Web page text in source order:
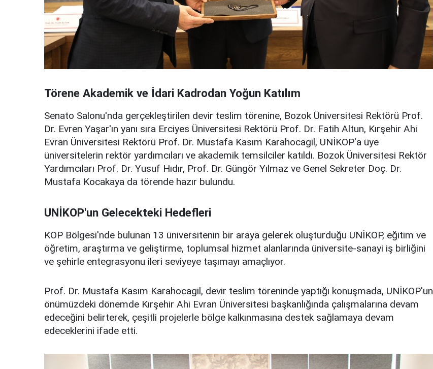
Törene Akademik ve İdari Kadrodan Yoğun Katılım
Senato Salonu'nda gerçekleştirilen devir teslim törenine, Bozok Üniversitesi Rektörü Prof.
Dr. Evren Yaşar'ın yanı sıra Erciyes Üniversitesi Rektörü Prof. Dr. Fatih Altun, Kırşehir Ahi
Evran Üniversitesi Rektörü Prof. Dr. Mustafa Kasım Karahocagil, UNİKOP'a üye
üniversitelerin rektör yardımcıları ve akademik temsilciler katıldı. Bozok Üniversitesi Rektör
Yardımcıları Prof. Dr. Yusuf Hıdır, Prof. Dr. Güngör Yılmaz ve Genel Sekreter Doç. Dr.
Mustafa Kocakaya da törende hazır bulundu.
UNİKOP'un Gelecekteki Hedefleri
KOP Bölgesi'nde bulunan 13 üniversitenin bir araya gelerek oluşturduğu UNİKOP, eğitim ve
öğretim, araştırma ve geliştirme, toplumsal hizmet alanlarında üniversite-sanayi iş birliğini
ve şehirle entegrasyonu ileri seviyeye taşımayı amaçlıyor.
Prof. Dr. Mustafa Kasım Karahocagil, devir teslim töreninde yaptığı konuşmada, UNİKOP'un
önümüzdeki dönemde Kırşehir Ahi Evran Üniversitesi başkanlığında çalışmalarına devam
edeceğini belirterek, çeşitli projelerle bölge kalkınmasına destek sağlamaya devam
edeceklerini ifade etti.